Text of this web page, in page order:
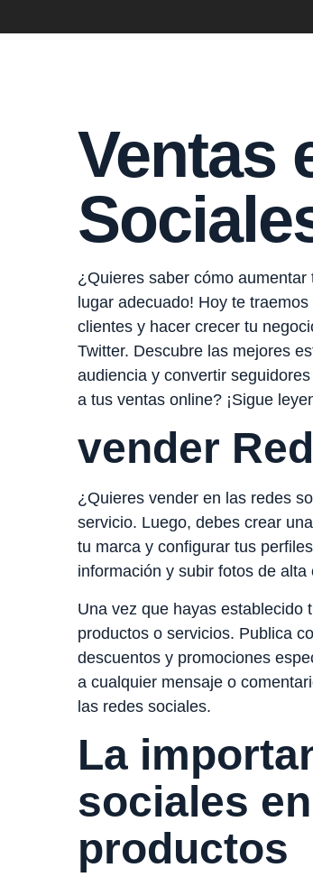
Ventas
¿Quieres saber cómo aumentar
lugar adecuado! Hoy te
clientes y hacer crecer tu
Twitter. Descubre las mejores
audiencia y convertir
a tus ventas online? ¡Sigue
vender
¿Quieres vender en las redes
servicio. Luego, debes crear
tu marca y configurar tus
información y subir fotos de alta
Una vez que hayas establecido
productos o servicios. Publica
descuentos y promociones
a cualquier mensaje o
las redes sociales.
La
sociales
productos